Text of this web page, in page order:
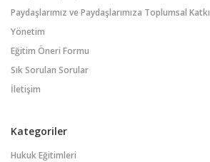
Paydaşlarımız ve Paydaşlarımıza Toplumsal Katkı
Yönetim
Eğitim Öneri Formu
Sık Sorulan Sorular
İletişim
Kategoriler
Hukuk Eğitimleri